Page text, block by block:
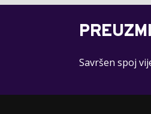
Savršen spoj